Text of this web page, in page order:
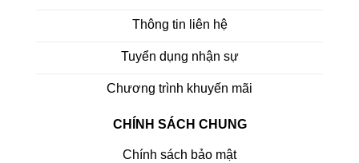
Thông tin liên hệ
Tuyển dụng nhận sự
Chương trình khuyến mãi
CHÍNH SÁCH CHUNG
Chính sách bảo mật